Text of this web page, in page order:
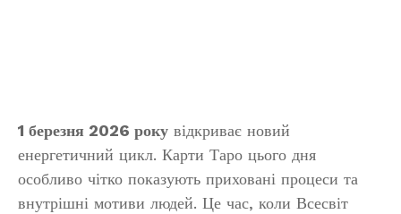
1 березня 2026 року відкриває новий
енергетичний цикл. Карти Таро цього дня
особливо чітко показують приховані процеси та
внутрішні мотиви людей. Це час, коли Всесвіт